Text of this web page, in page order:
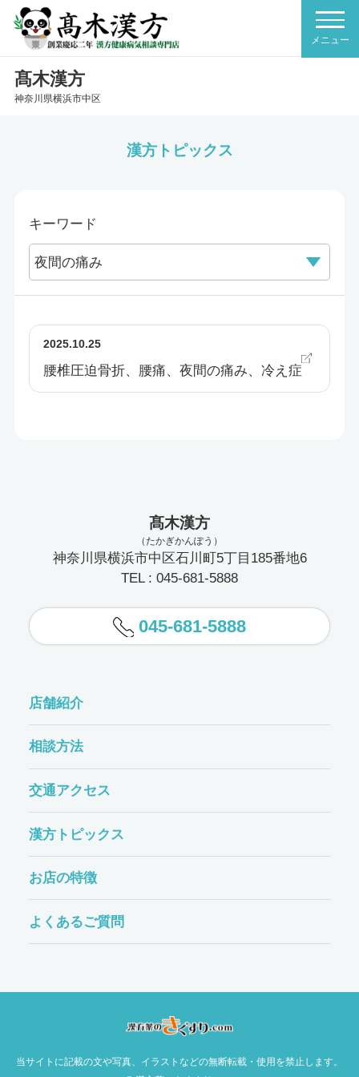
髙木漢方
神奈川県横浜市中区
漢方トピックス
キーワード
2025.10.25
腰椎圧迫骨折、腰痛、夜間の痛み、冷え症
髙木漢方
（たかぎかんぽう）
神奈川県横浜市中区石川町5丁目185番地6
TEL : 045-681-5888
045-681-5888
店舗紹介
相談方法
交通アクセス
漢方トピックス
お店の特徴
よくあるご質問
当サイトに記載の文や写真、イラストなどの無断転載・使用を禁止します。